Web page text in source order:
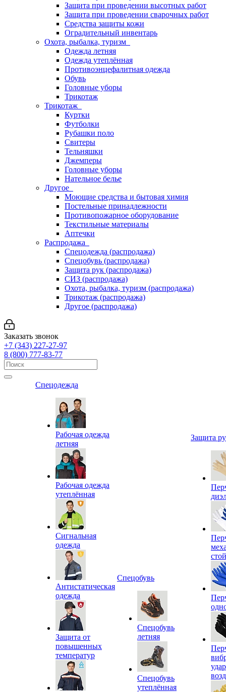
Защита при проведении высотных работ
Защита при проведении сварочных работ
Средства защиты кожи
Оградительный инвентарь
Охота, рыбалка, туризм
Одежда летняя
Одежда утеплённая
Противоэнцефалитная одежда
Обувь
Головные уборы
Трикотаж
Трикотаж
Куртки
Футболки
Рубашки поло
Свитеры
Тельняшки
Джемперы
Головные уборы
Нательное белье
Другое
Моющие средства и бытовая химия
Постельные принадлежности
Противопожарное оборудование
Текстильные материалы
Аптечки
Распродажа
Спецодежда (распродажа)
Спецобувь (распродажа)
Защита рук (распродажа)
СИЗ (распродажа)
Охота, рыбалка, туризм (распродажа)
Трикотаж (распродажа)
Другое (распродажа)
Заказать звонок
+7 (343) 227-27-97
8 (800) 777-83-77
Спецодежда
Рабочая одежда
летняя
Рабочая одежда
утеплённая
Сигнальная
одежда
Антистатическая
одежда
Защита от
повышенных
температур
Спецобувь
Спецобувь
летняя
Спецобувь
утеплённая
Защита